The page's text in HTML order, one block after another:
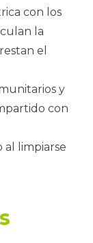
con los
la
el
y
con
al limpiarse